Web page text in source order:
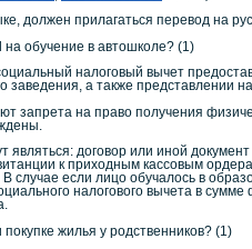
должен прилагаться перевод на
обучение в автошколе? (1)
налоговый вычет
заведения, а также
запрета на право получения
являться: договор или иной
к приходным кассовым
случае если лицо обучалось в
налогового вычета в
жилья у родственников? (1)